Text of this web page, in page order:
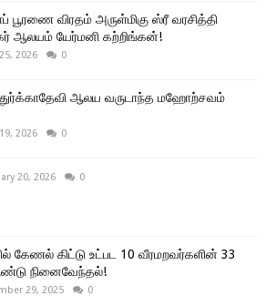
பூரணை விரதம் அருள்மிகு ஸ்ரீ வரசித்தி
ஆலயம் யேர்மனி கற்றிங்கன்!
2026 0
ஆலய வருடாந்த மஹோற்சவம்
2026 0
20, 2026 0
கேணல் கிட்டு உட்பட 10 வீரமறவர்களின் 33
நினைவேந்தல்!
29, 2025 0